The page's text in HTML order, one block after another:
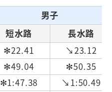
男子
短水路
長水路
✻22.41
↘23.12
✻49.04
✻50.35
✻1:47.38
↘1:50.49